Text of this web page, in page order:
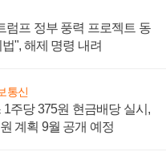
럼프 정부 풍력 프로젝트 동
", 해제 명령 내려
통신
주당 375원 현금배당 실시,
계획 9월 공개 예정